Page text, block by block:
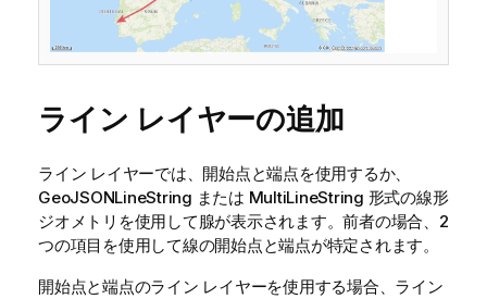
ライン レイヤーの追加
ライン レイヤーでは、開始点と端点を使用するか、
GeoJSONLineString または MultiLineString 形式の線形
ジオメトリを使用して腺が表示されます。前者の場合、2
つの項目を使用して線の開始点と端点が特定されます。
開始点と端点のライン レイヤーを使用する場合、ライン